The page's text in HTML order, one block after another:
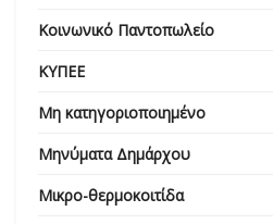
Κοινωνικό Παντοπωλείο
ΚΥΠΕΕ
Μη κατηγοριοποιημένο
Μηνύματα Δημάρχου
Μικρο-θερμοκοιτίδα